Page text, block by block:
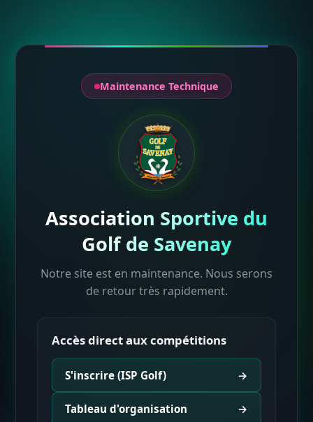
Maintenance Technique
Association Sportive du
Golf de Savenay
Notre site est en maintenance. Nous serons
de retour très rapidement.
Accès direct aux compétitions
S'inscrire (ISP Golf) →
Tableau d'organisation →